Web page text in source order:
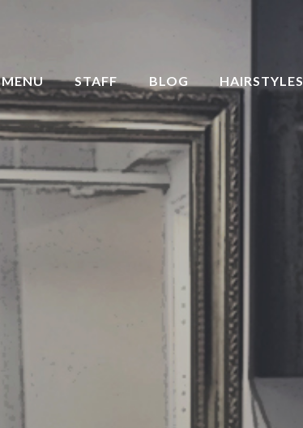
MENU STAFF BLOG HAIRSTYLES